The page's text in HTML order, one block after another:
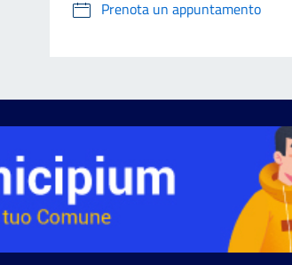
Prenota un appuntamento